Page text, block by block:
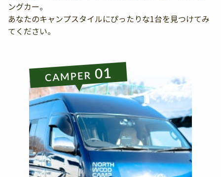
ングカー。
あなたのキャンプスタイルにぴったりな1台を見つけてみ
てください。